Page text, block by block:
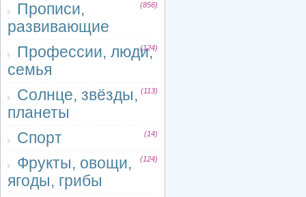
Прописи,
развивающие
(856)
Профессии, люди,
семья
(124)
Солнце, звёзды,
планеты
(113)
Спорт (14)
Фрукты, овощи,
ягоды, грибы
(124)